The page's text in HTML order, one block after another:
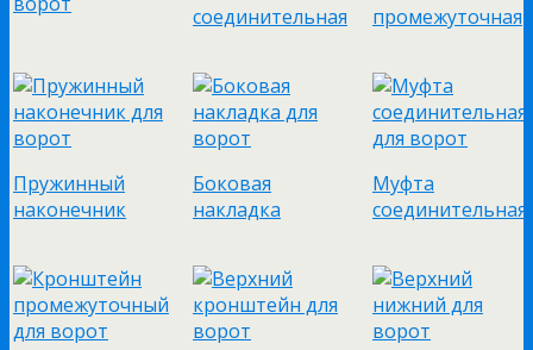
соединительная
промежуточная
Пружинный
наконечник
Боковая
накладка
Муфта
соединительная